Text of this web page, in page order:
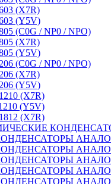
(X7R)
(Y5V)
(C0G / NP0 / NPO)
(X7R)
(Y5V)
(C0G / NP0 / NPO)
(X7R)
(Y5V)
(X7R)
(Y5V)
(X7R)